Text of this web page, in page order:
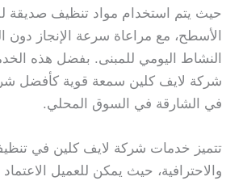
حيث يتم استخدام مواد تنظيف صديقة
الأسطح، مع مراعاة سرعة الإنجاز دون
النشاط اليومي للمبنى. بفضل هذه
شركة لايف كلين سمعة قوية كأفضل
في الشارقة في السوق المحلي.
تتميز خدمات شركة لايف كلين في
والاحترافية، حيث يمكن للعميل